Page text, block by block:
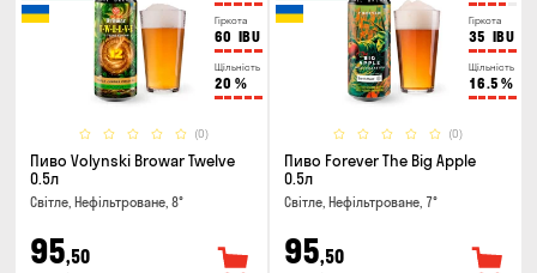
Гіркота
60 IBU
Щільність
20 %
(0)
Пиво Volynski Browar Twelve
0.5л
Світле, Нефільтроване, 8°
95,50
Гіркота
35 IBU
Щільність
16.5 %
(0)
Пиво Forever The Big Apple
0.5л
Світле, Нефільтроване, 7°
95,50